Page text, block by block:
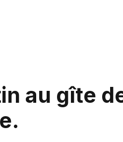
au gîte